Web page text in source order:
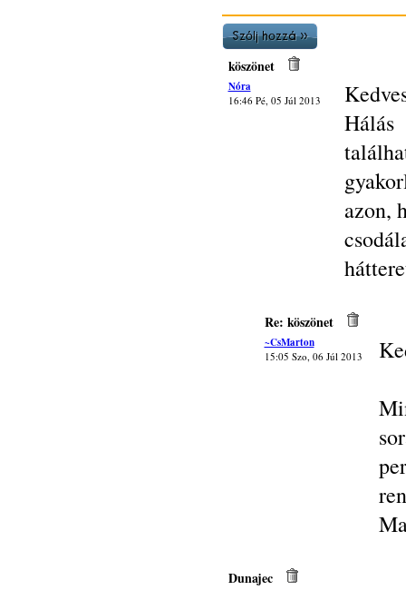
köszönet
Nóra
16:46 Pé, 05 Júl 2013
azon,
Re: köszönet
~CsMarton
15:05 Szo, 06 Júl 2013
Dunajec